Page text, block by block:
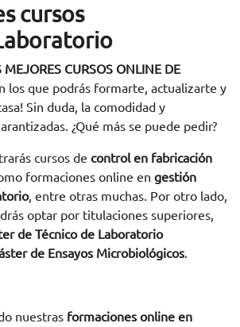
cursos
MEJORES CURSOS ONLINE DE
los que podrás formarte, actualizarte y
Sin duda, la comodidad y
¿Qué más se puede pedir?
cursos de control en fabricación
formaciones online en gestión
, entre otras muchas. Por otro lado,
optar por titulaciones superiores,
de Técnico de Laboratorio
de Ensayos Microbiológicos.
nuestras formaciones online en